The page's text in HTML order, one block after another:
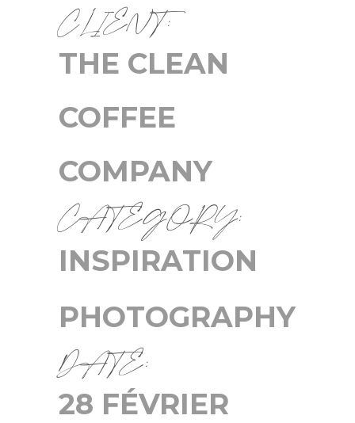
CLIENT:
THE CLEAN
COFFEE
COMPANY
CATEGORY:
INSPIRATION
PHOTOGRAPHY
DATE:
28 FÉVRIER